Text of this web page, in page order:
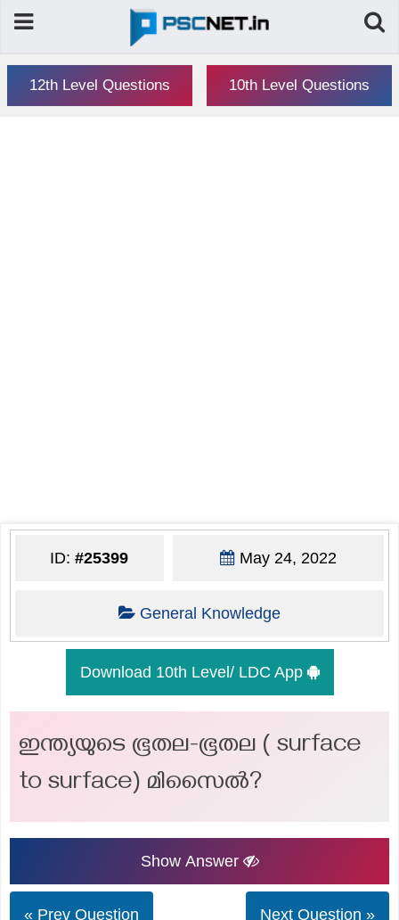
12th Level Questions 10th Level Questions
ID:#25399 May 24, 2022
General Knowledge
Download 10th Level/ LDC App
ഇന്ത്യയുടെ ഭൂതല-ഭൂതല ( surface
to surface) മിസൈൽ?
Show Answer
« Prev Question Next Question »